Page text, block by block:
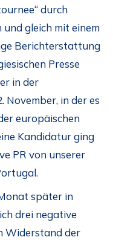
durch
und gleich mit einem
Berichterstattung
Presse
in der
November, in der es
europäischen
Kandidatur ging
PR von unserer
später in
drei negative
Widerstand der